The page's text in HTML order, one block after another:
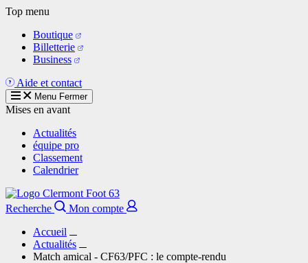
Aller
contenu
principal
Top menu
Boutique
Billetterie
Business
Aide et contact
Menu Fermer
Mises en avant
Actualités
équipe pro
Classement
Calendrier
Recherche
Mon compte
Accueil
Actualités
Match amical - CF63/PFC : le compte-rendu